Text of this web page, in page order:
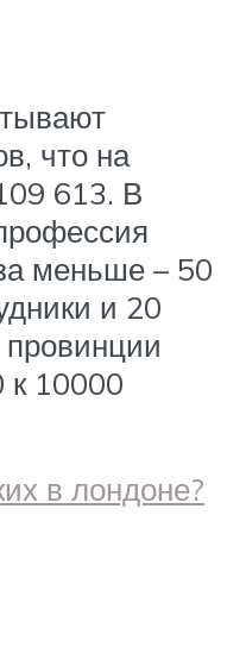
что на
613. В
меньше – 50
и 20
10000